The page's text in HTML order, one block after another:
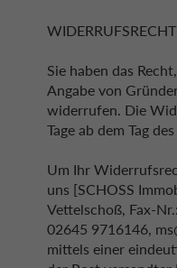
Sie haben das
Angabe von
widerrufen. Die
Tage ab dem Tag
Um Ihr
uns [SCHOSS
Vettelschoß, Fax-
02645 9716146,
mittels einer